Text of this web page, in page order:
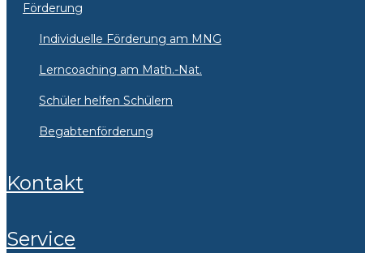
Förderung
Individuelle Förderung am MNG
Lerncoaching am Math.-Nat.
Schüler helfen Schülern
Begabtenförderung
Kontakt
Service